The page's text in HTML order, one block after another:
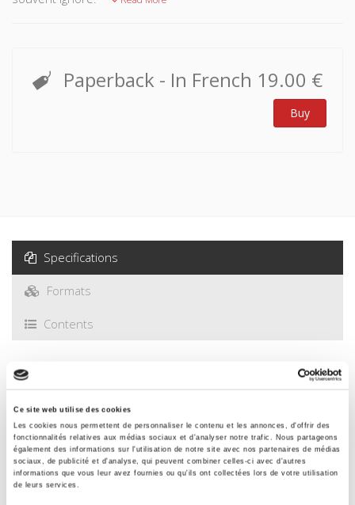
Ce site web utilise des cookies
Les cookies nous permettent de personnaliser le contenu et les annonces, d'offrir des
fonctionnalités relatives aux médias sociaux et d'analyser notre trafic. Nous partageons
également des informations sur l'utilisation de notre site avec nos partenaires de médias
sociaux, de publicité et d'analyse, qui peuvent combiner celles-ci avec d'autres
informations que vous leur avez fournies ou qu'ils ont collectées lors de votre utilisation
de leurs services.
Paperback - In French 19.00 €
Buy
Specifications
Formats
Contents
Specifications
Publisher
Presses de Sciences Po
Author
Journal